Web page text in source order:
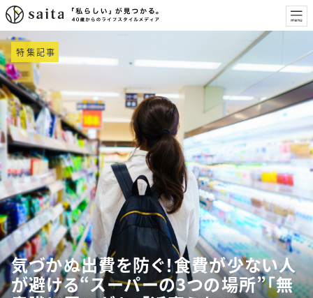
特集記事
気づかぬ出費を防ぐ！食費が少ない人
が避ける“スーパーの3つの場所”「無